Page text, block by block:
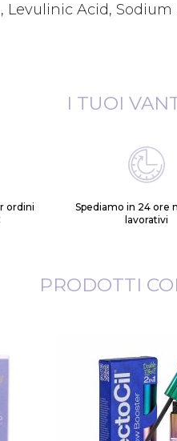
Levulinic Acid,
I TUOI
ordini
Spediamo in 24 ore
lavorativi
PRODOTTI